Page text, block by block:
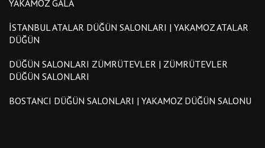
YAKAMOZ GALA
İSTANBUL ATALAR DÜĞÜN SALONLARI | YAKAMOZ ATALAR
DÜĞÜN
DÜĞÜN SALONLARI ZÜMRÜTEVLER | ZÜMRÜTEVLER
DÜĞÜN SALONLARI
BOSTANCI DÜĞÜN SALONLARI | YAKAMOZ DÜĞÜN SALONU